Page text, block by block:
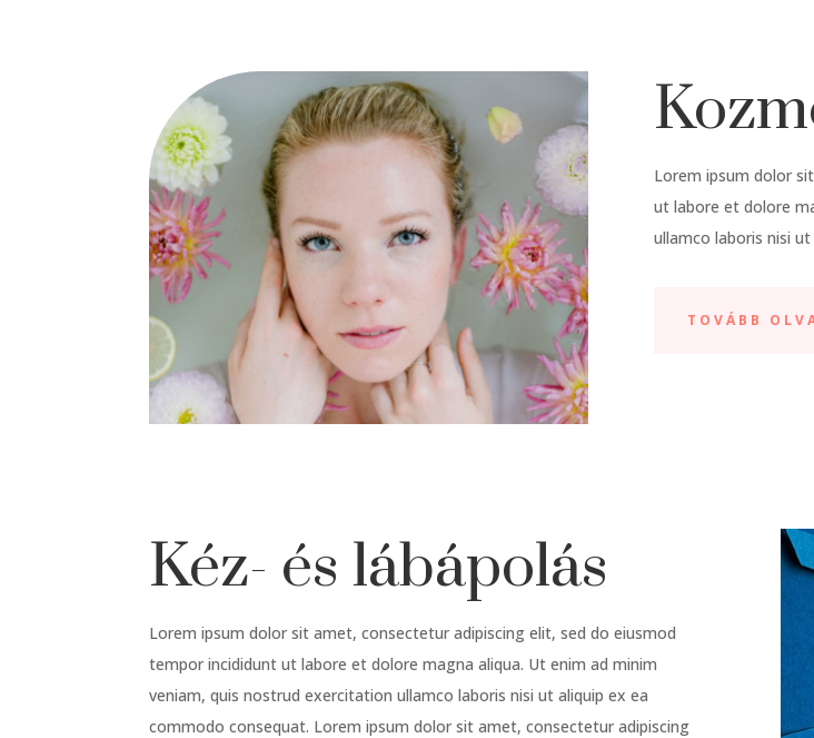
Lorem ipsum dolor
ut labore et dolore
ullamco laboris nisi
TOVÁBB
Kéz- és lábápolás
Lorem ipsum dolor sit amet, consectetur adipiscing elit, sed do eiusmod
tempor incididunt ut labore et dolore magna aliqua. Ut enim ad minim
veniam, quis nostrud exercitation ullamco laboris nisi ut aliquip ex ea
commodo consequat. Lorem ipsum dolor sit amet, consectetur adipiscing